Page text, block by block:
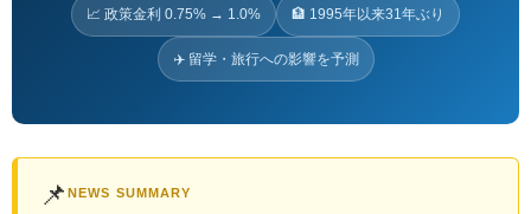
📈 政策金利 0.75% → 1.0% 🏦 1995年以来31年ぶり
✈️ 留学・旅行への影響を予測
📌 NEWS SUMMARY